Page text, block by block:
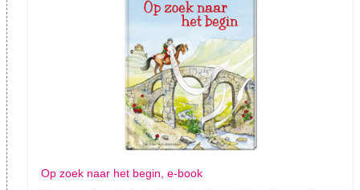
Op zoek naar het begin, e-book